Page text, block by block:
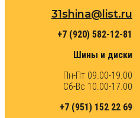
31shina@list.ru
+7 (920) 582-12-81
Шины и диски
Пн-Пт 09.00-19.00
Сб-Вс 10.00-17.00
+7 (951) 152 22 69